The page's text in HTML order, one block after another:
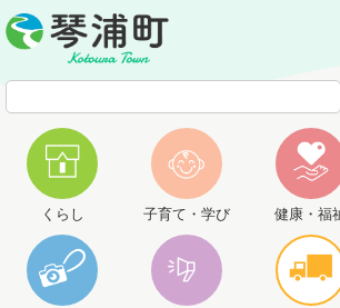
くらし 子育て・学び 健康・福